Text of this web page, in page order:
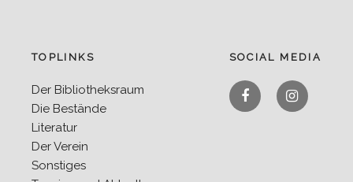
TOPLINKS
Der Bibliotheksraum
Die Bestände
Literatur
Der Verein
Sonstiges
SOCIAL MEDIA
Facebook